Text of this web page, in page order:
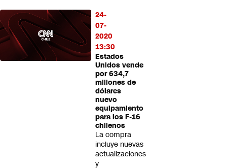
24-
07-
2020
13:30
Estados
Unidos vende
por 634,7
millones de
dólares
nuevo
equipamiento
para los F-16
chilenos
La compra
incluye nuevas
actualizaciones
y